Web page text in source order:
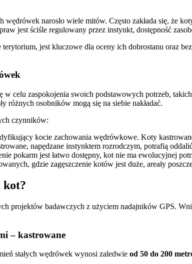
narosło wiele mitów. Często zakłada się, że
jest ściśle regulowany przez instynkt, dostępność
jest kluczowe dla oceny ich dobrostanu oraz
celu zaspokojenia swoich podstawowych potrzeb,
różnych osobników mogą się na siebie nakładać.
czynników:
kocie zachowania wędrówkowe. Koty
napędzane instynktem rozrodczym, potrafią
pokarm jest łatwo dostępny, kot nie ma ewolucyjnej
gdzie zagęszczenie kotów jest duże, areały
kot?
projektów badawczych z użyciem nadajników GPS.
– kastrowane
stałych wędrówek wynosi zaledwie od 50 do 200